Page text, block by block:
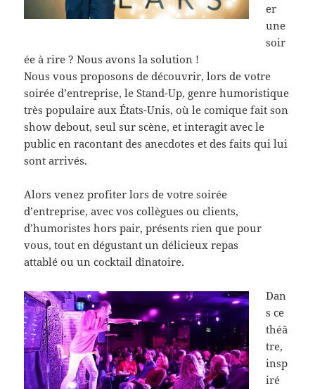
er
une
soir
ée à rire ? Nous avons la solution !
Nous vous proposons de découvrir, lors de votre
soirée d’entreprise, le Stand-Up, genre humoristique
très populaire aux États-Unis, où le comique fait son
show debout, seul sur scène, et interagit avec le
public en racontant des anecdotes et des faits qui lui
sont arrivés.
Alors venez profiter lors de votre soirée
d’entreprise, avec vos collègues ou clients,
d’humoristes hors pair, présents rien que pour
vous, tout en dégustant undélicieux repas
attablé ou un cocktail dînatoire.
Dan
s ce
théâ
tre,
insp
iré